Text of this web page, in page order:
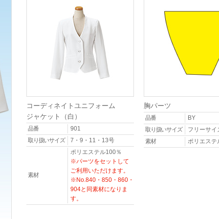
コーディネイトユニフォーム
ジャケット（白）
品番
901
取り扱いサイズ
7・9・11・13号
素材
ポリエステル100％
※パーツをセットして
ご利用いただけます。
※No.840・850・860・
904と同素材になりま
す。
胸パーツ
品番
BY
取り扱いサイズ
フリーサイ
素材
ポリエステ